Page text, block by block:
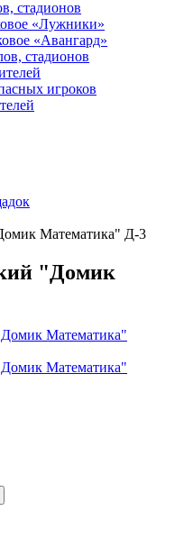
стадионов
«Лужники»
«Авангард»
стадионов
игроков
Математика" Д-3
"Домик